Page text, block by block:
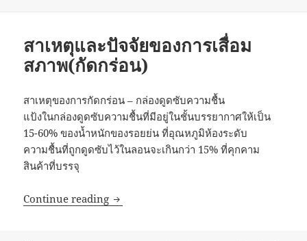
สาเหตุและปัจจัยของการเสื่อม
สภาพ(กัดกร่อน)
สาเหตุของการกัดกร่อน – กล่องดูดซับความชื้น
แป้งในกล่องดูดซับความชื้นที่มีอยู่ในชั้นบรรยากาศให้เป็น
15-60% ของน้ำหนักของรอยย่น ที่อุณหภูมิห้องระดับ
ความชื้นที่ถูกดูดซับไว้ในลอนจะเกินกว่า 15% ที่คุกคาม
สินค้าที่บรรจุ
Continue reading สาเหตุและปัจจัยของการเสื่อมสภาพ(กัดกร่อ